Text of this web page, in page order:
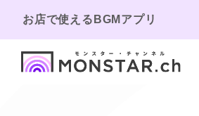
お店で使えるBGMアプリ